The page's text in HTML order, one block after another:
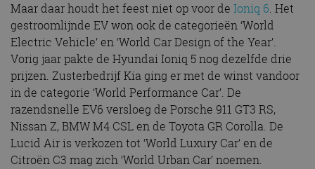
Maar daar houdt het feest niet op voor de Ioniq 6. Het
gestroomlijnde EV won ook de categorieën ‘World
Electric Vehicle’ en ‘World Car Design of the Year’.
Vorig jaar pakte de Hyundai Ioniq 5 nog dezelfde drie
prijzen. Zusterbedrijf Kia ging er met de winst vandoor
in de categorie ‘World Performance Car’. De
razendsnelle EV6 versloeg de Porsche 911 GT3 RS,
Nissan Z, BMW M4 CSL en de Toyota GR Corolla. De
Lucid Air is verkozen tot ‘World Luxury Car’ en de
Citroën C3 mag zich ‘World Urban Car’ noemen.